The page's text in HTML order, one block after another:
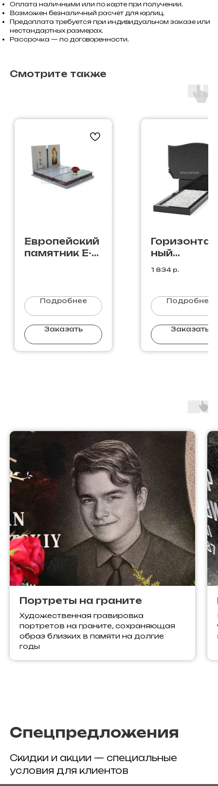
Оплата наличными или по карте при получении.
Возможен безналичный расчет для юрлиц.
Предоплата требуется при индивидуальном заказе или
нестандартных размерах.
Рассрочка — по договоренности.
Смотрите также
Европейский
памятник E-
Подробнее
Заказать
ный
1 834 р.
Подробнее
Заказать
Портреты на граните
Художественная гравировка
портретов на граните, сохраняющая
образ близких в памяти на долгие
годы
Спецпредложения
Скидки и акции — специальные
условия для клиентов